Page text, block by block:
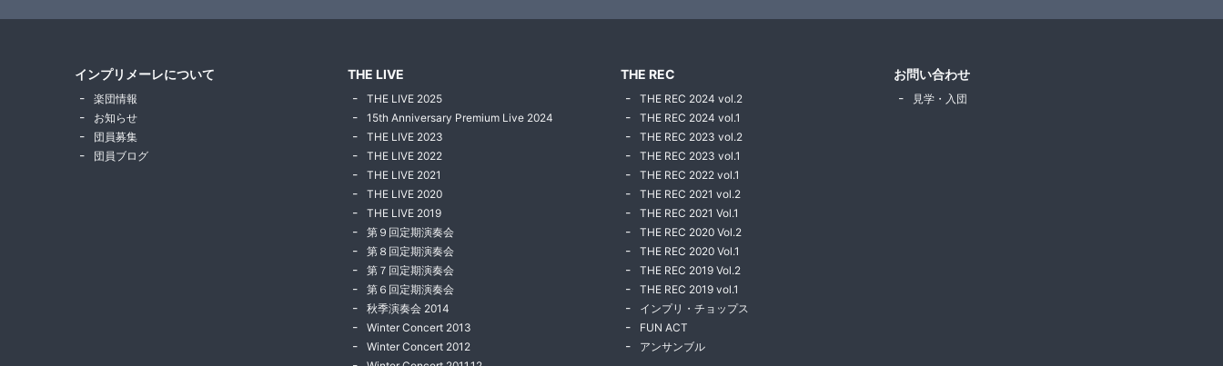
インプリメーレについて
楽団情報
お知らせ
団員募集
団員ブログ
THE LIVE
THE LIVE 2025
15th Anniversary Premium Live 2024
THE LIVE 2023
THE LIVE 2022
THE LIVE 2021
THE LIVE 2020
THE LIVE 2019
第９回定期演奏会
第８回定期演奏会
第７回定期演奏会
第６回定期演奏会
秋季演奏会 2014
Winter Concert 2013
Winter Concert 2012
THE REC
THE REC 2024 vol.2
THE REC 2024 vol.1
THE REC 2023 vol.2
THE REC 2023 vol.1
THE REC 2022 vol.1
THE REC 2021 vol.2
THE REC 2021 Vol.1
THE REC 2020 Vol.2
THE REC 2020 Vol.1
THE REC 2019 Vol.2
THE REC 2019 vol.1
インプリ・チョップス
FUN ACT
アンサンブル
お問い合わせ
見学・入団